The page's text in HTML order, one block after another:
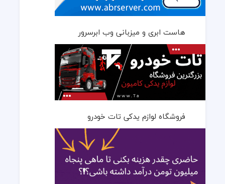
هاست ابری و میزبانی وب ابرسرور
فروشگاه لوازم یدکی تات خودرو